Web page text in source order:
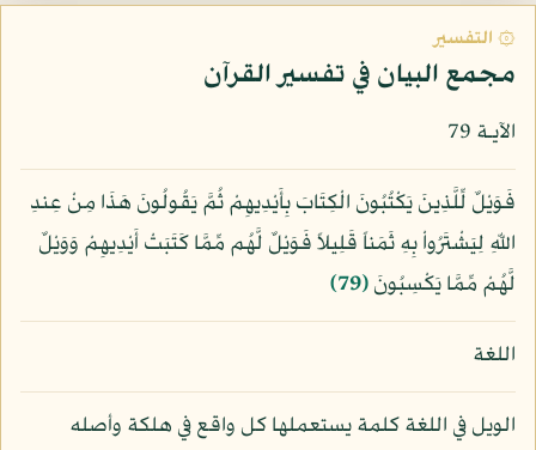
۞ التفسير
مجمع البيان في تفسير القرآن
الآيـة 79
فَوَيْلٌ لِّلَّذِينَ يَكْتُبُونَ الْكِتَابَ بِأَيْدِيهِمْ ثُمَّ يَقُولُونَ هَذَا مِنْ عِندِ
اللّهِ لِيَشْتَرُواْ بِهِ ثَمَناً قَلِيلاً فَوَيْلٌ لَّهُم مِّمَّا كَتَبَتْ أَيْدِيهِمْ وَوَيْلٌ
لَّهُمْ مِّمَّا يَكْسِبُونَ﴿79﴾
اللغة
الويل في اللغة كلمة يستعملها كل واقع في هلكة وأصله